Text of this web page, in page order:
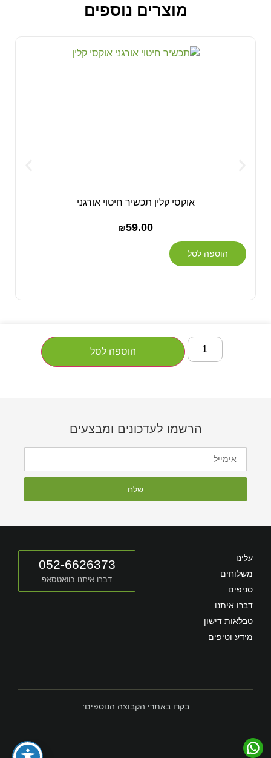
מוצרים נוספים
אוקסי קלין תכשיר חיטוי אורגני
₪59.00
הוספה לסל
הוספה לסל
הרשמו לעדכונים ומבצעים
שלח
עלינו
משלוחים
סניפים
דברו איתנו
טבלאות דישון
מידע וטיפים
052-6626373
דברו איתנו בוואטסאפ
בקרו באתרי הקבוצה הנוספים: